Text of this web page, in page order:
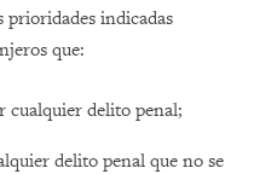
prioridades indicadas
que:
cualquier delito penal;
delito penal que no se